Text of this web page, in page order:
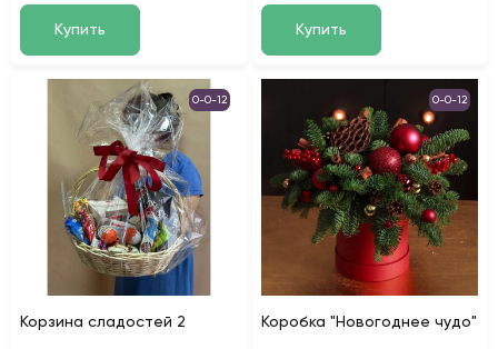
Купить Купить
0-0-12
Корзина сладостей 2
0-0-12
Коробка "Новогоднее чудо"